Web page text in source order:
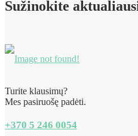
Sužinokite
Turite klausimų?
Mes pasiruošę padėti.
+370 5 246 0054